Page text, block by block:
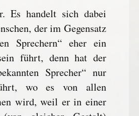
Es handelt sich dabei
der im Gegensatz
Sprechern“ eher ein
führt, denn hat der
Sprecher“ nur
wo es von allen
wird, weil er in einer